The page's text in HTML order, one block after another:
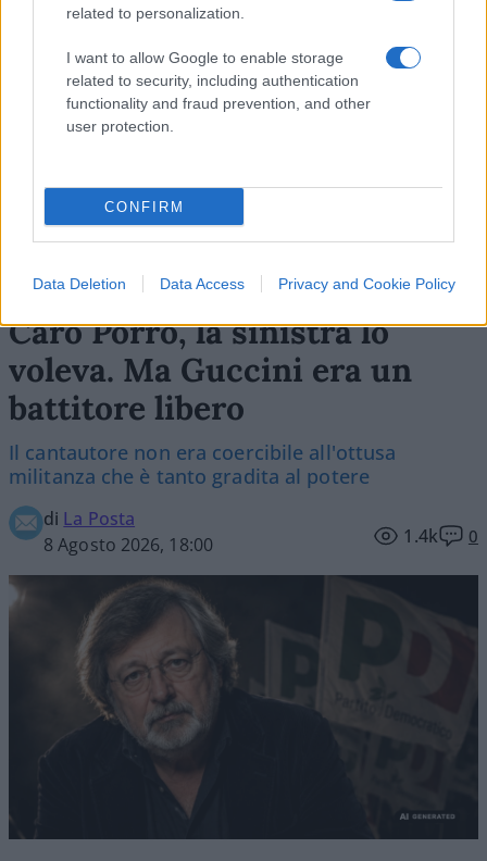
related to personalization.
I want to allow Google to enable storage
related to security, including authentication
functionality and fraud prevention, and other
user protection.
CONFIRM
Data Deletion Data Access Privacy and Cookie Policy
SEDUTE SATIRICHE
Vignetta del 07/08/2026
Caro Porro, la sinistra lo
voleva. Ma Guccini era un
battitore libero
Il cantautore non era coercibile all'ottusa
militanza che è tanto gradita al potere
di La Posta
8 Agosto 2026, 18:00
1.4k 0